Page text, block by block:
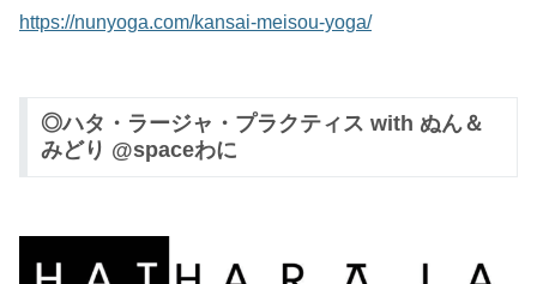
https://nunyoga.com/kansai-meisou-yoga/
◎ハタ・ラージャ・プラクティス with ぬん＆
みどり @spaceわに